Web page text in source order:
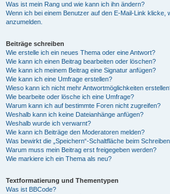
Was ist mein Rang und wie kann ich ihn ändern?
Wenn ich bei einem Benutzer auf den E-Mail-Link klicke,
anzumelden.
Beiträge schreiben
Wie erstelle ich ein neues Thema oder eine Antwort?
Wie kann ich einen Beitrag bearbeiten oder löschen?
Wie kann ich meinem Beitrag eine Signatur anfügen?
Wie kann ich eine Umfrage erstellen?
Wieso kann ich nicht mehr Antwortmöglichkeiten
Wie bearbeite oder lösche ich eine Umfrage?
Warum kann ich auf bestimmte Foren nicht zugreifen?
Weshalb kann ich keine Dateianhänge anfügen?
Weshalb wurde ich verwarnt?
Wie kann ich Beiträge den Moderatoren melden?
Was bewirkt die „Speichern“-Schaltfläche beim
Warum muss mein Beitrag erst freigegeben werden?
Wie markiere ich ein Thema als neu?
Textformatierung und Thementypen
Was ist BBCode?